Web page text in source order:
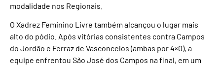
modalidade nos Regionais.
O Xadrez Feminino Livre também alcançou o lugar mais
alto do pódio. Após vitórias consistentes contra Campos
do Jordão e Ferraz de Vasconcelos (ambas por 4×0), a
equipe enfrentou São José dos Campos na final, em um